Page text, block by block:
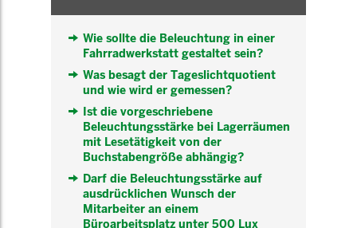
Wie sollte die Beleuchtung in einer
Fahrradwerkstatt gestaltet sein?
Was besagt der Tageslichtquotient
und wie wird er gemessen?
Ist die vorgeschriebene
Beleuchtungsstärke bei Lagerräumen
mit Lesetätigkeit von der
Buchstabengröße abhängig?
Darf die Beleuchtungsstärke auf
ausdrücklichen Wunsch der
Mitarbeiter an einem
Büroarbeitsplatz unter 500 Lux